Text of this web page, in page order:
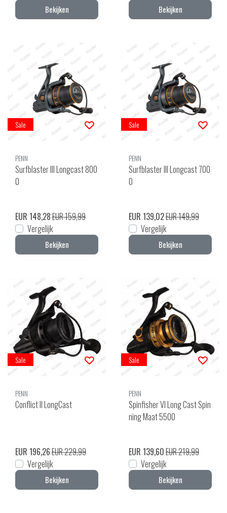
Bekijken Bekijken
Sale
PENN
Surfblaster III Longcast 800
0
EUR 148,28EUR 159,99
Vergelijk
Bekijken
Sale
PENN
Surfblaster III Longcast 700
0
EUR 139,02EUR 149,99
Vergelijk
Bekijken
Sale
PENN
Conflict II LongCast
EUR 196,26EUR 229,99
Vergelijk
Bekijken
Sale
PENN
Spinfisher VI Long Cast Spin
ning Maat 5500
EUR 139,60EUR 219,99
Vergelijk
Bekijken